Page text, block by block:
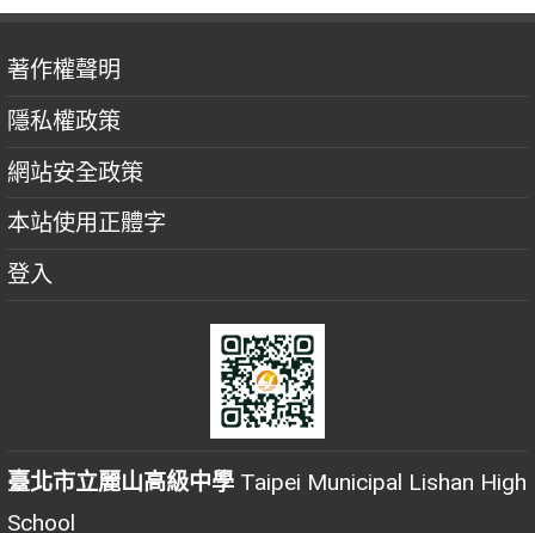
著作權聲明
隱私權政策
網站安全政策
本站使用正體字
登入
臺北市立麗山高級中學 Taipei Municipal Lishan High
School